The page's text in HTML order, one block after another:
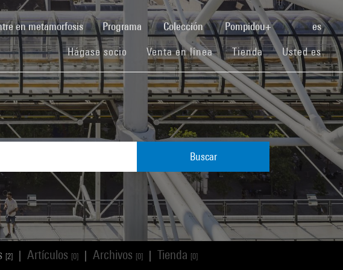
en metamorfosis(current)Programa Colección Pompidou+ es
Hágase socio (current)
Venta en línea(current)
Tienda(current)Usted es
Buscar
[2] Artículos [0] Archivos [0] Tienda [0]